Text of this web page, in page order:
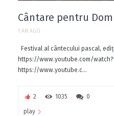
Cântare pentru
1 AN AGO
Festival al cântecului pascal,
https://www.youtube.com/
https://www.youtube.c...
2 1035 0
play